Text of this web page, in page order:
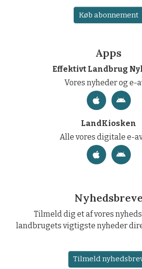
Køb abonnement
Apps
Effektivt Landbrug
Vores nyheder og e-
LandKiosken
Alle vores digitale e-
Nyhedsbreve
Tilmeld dig et af vores
landbrugets vigtigste nyheder
Tilmeld